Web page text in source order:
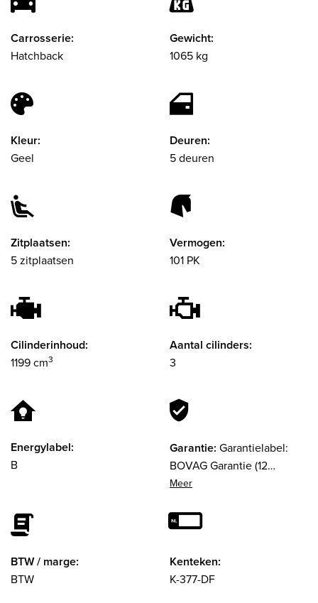
Carrosserie:
Hatchback
Gewicht:
1065 kg
Kleur:
Geel
Deuren:
5 deuren
Zitplaatsen:
5 zitplaatsen
Vermogen:
101 PK
Cilinderinhoud:
1199 cm3
Aantal cilinders:
3
Energylabel:
B
Garantie: Garantielabel:
BOVAG Garantie (12
maanden)
BTW / marge:
BTW
Kenteken:
K-377-DF